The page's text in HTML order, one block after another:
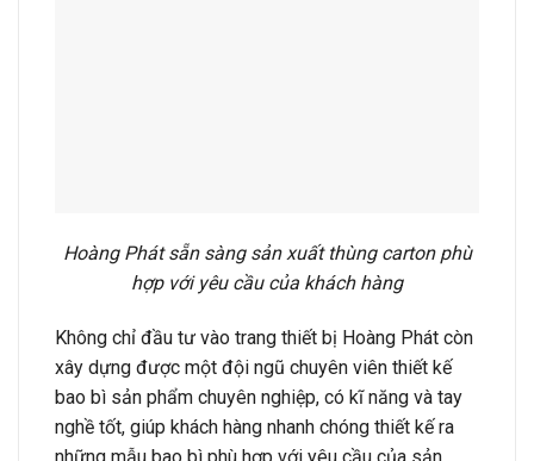
Hoàng Phát sẵn sàng sản xuất thùng carton phù
hợp với yêu cầu của khách hàng
Không chỉ đầu tư vào trang thiết bị Hoàng Phát còn
xây dựng được một đội ngũ chuyên viên thiết kế
bao bì sản phẩm chuyên nghiệp, có kĩ năng và tay
nghề tốt, giúp khách hàng nhanh chóng thiết kế ra
những mẫu bao bì phù hợp với yêu cầu của sản